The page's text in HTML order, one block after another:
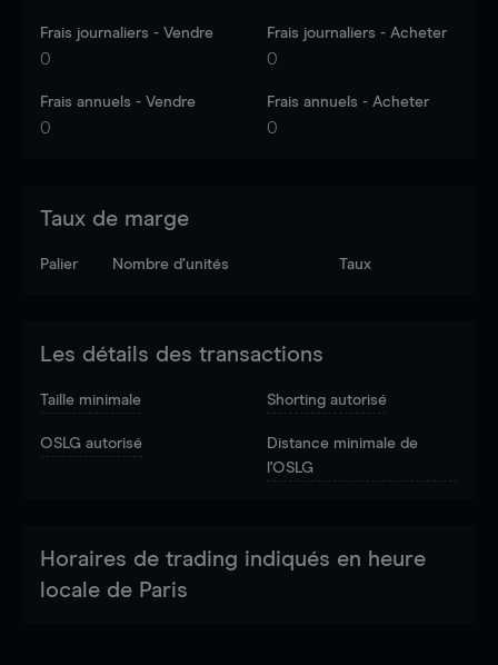
Frais journaliers - Vendre
0
Frais journaliers - Acheter
0
Frais annuels - Vendre
0
Frais annuels - Acheter
0
Taux de marge
Palier Nombre d’unités Taux
Les détails des transactions
Taille minimale Shorting autorisé
OSLG autorisé
Distance minimale de
l'OSLG
Horaires de trading indiqués en heure
locale de Paris